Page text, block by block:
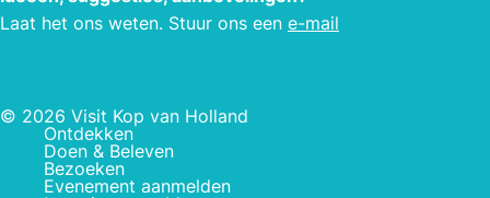
Laat het ons weten. Stuur ons een e-mail
© 2026 Visit Kop van Holland
Ontdekken
Doen & Beleven
Bezoeken
Evenement aanmelden